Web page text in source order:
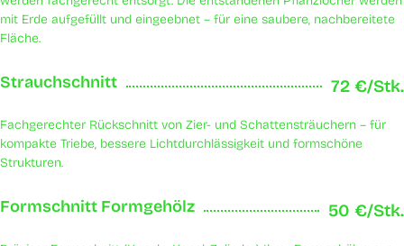
mit Erde aufgefüllt und eingeebnet – für eine saubere, nachbereitete
Fläche.
Strauchschnitt 72 €/Stk.
Fachgerechter Rückschnitt von Zier- und Schattensträuchern – für
kompakte Triebe, bessere Lichtdurchlässigkeit und formschöne
Strukturen.
Formschnitt Formgehölz 50 €/Stk.